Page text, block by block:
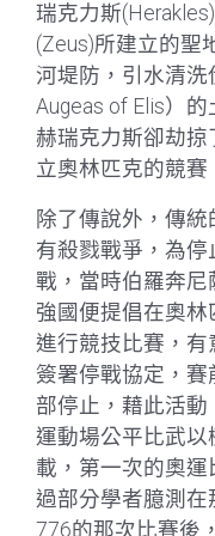
瑞克力斯
(Zeus)所建立的聖
河堤防，引水清洗
Augeas of Elis）
赫瑞克力斯卻劫
立奧林匹克的競賽
除了傳說外，傳
有殺戮戰爭，為
戰，當時伯羅奔尼
強國便提倡在奧
進行競技比賽，
簽署停戰協定，
部停止，藉此活動
運動場公平比武
載，第一次的奧
過部分學者臆測
776的那次比賽後